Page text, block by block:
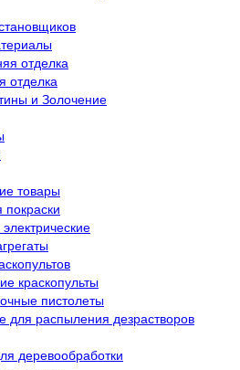
отделка
отделка
и Золочение
товары
краскопульты
пистолеты
для распыления дезрастворов
деревообработки